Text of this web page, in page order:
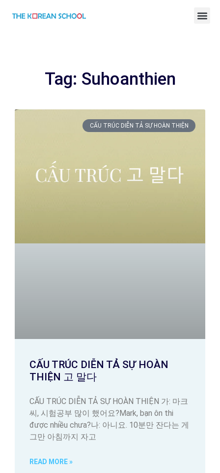
Tag: Suhoanthien
CẤU TRÚC DIỄN TẢ SỰ HOÀN THIỆN
CẤU TRÚC DIỄN TẢ SỰ HOÀN
THIỆN 고 말다
CẤU TRÚC DIỄN TẢ SỰ HOÀN THIỆN 가: 마크
씨, 시험공부 많이 했어요?Mark, bạn ôn thi
được nhiều chưa?나: 아니요. 10분만 잔다는 게
그만 아침까지 자고
READ MORE »